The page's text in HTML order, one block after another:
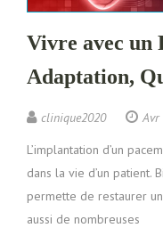
Vivre avec un
Adaptation,
clinique2020
Avr
L’implantation d’un
dans la vie d’un patient.
permette de restaurer
aussi de nombreuses